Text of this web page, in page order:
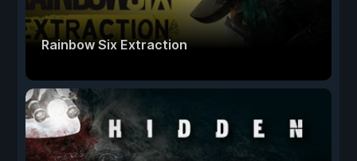
Rainbow Six Extraction